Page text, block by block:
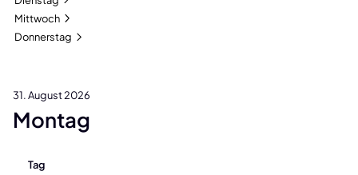
Mittwoch
Donnerstag
31. August 2026
Montag
Tag